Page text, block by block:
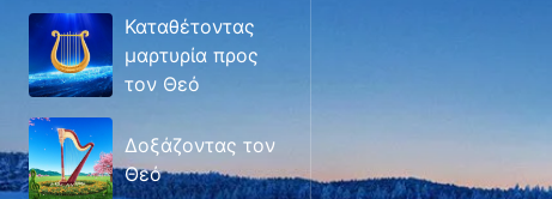
Καταθέτοντας
μαρτυρία προς
τον Θεό
Δοξάζοντας τον
Θεό